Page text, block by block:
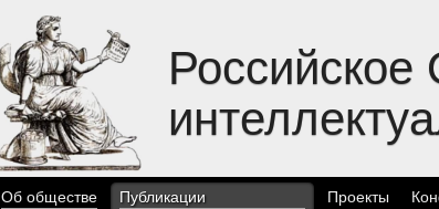
Об обществе Публикации Проекты